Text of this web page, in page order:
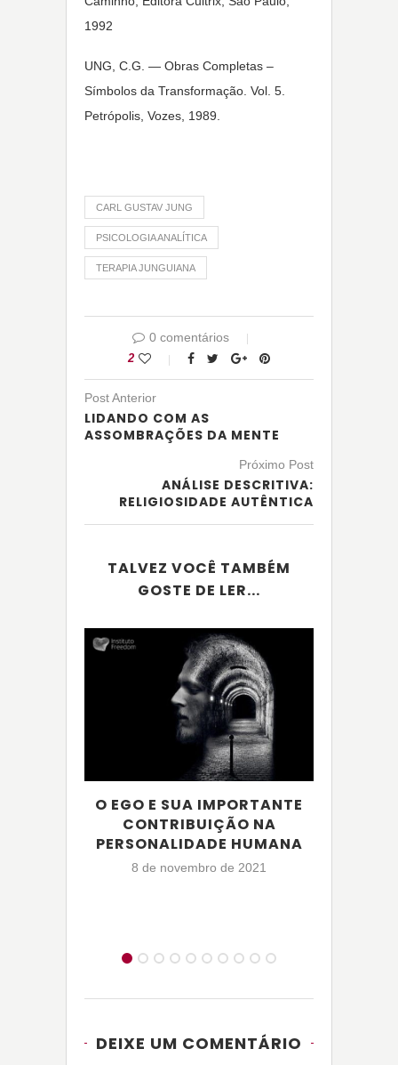
1992
UNG, C.G. — Obras Completas –
Símbolos da Transformação. Vol. 5.
Petrópolis, Vozes, 1989.
CARL GUSTAV JUNG
PSICOLOGIA ANALÍTICA
TERAPIA JUNGUIANA
0 comentários
2
Post Anterior
LIDANDO COM AS
ASSOMBRAÇÕES DA MENTE
Próximo Post
ANÁLISE DESCRITIVA:
RELIGIOSIDADE AUTÊNTICA
TALVEZ VOCÊ TAMBÉM
GOSTE DE LER...
O EGO E SUA IMPORTANTE
CONTRIBUIÇÃO NA
PERSONALIDADE HUMANA
8 de novembro de 2021
DEIXE UM COMENTÁRIO